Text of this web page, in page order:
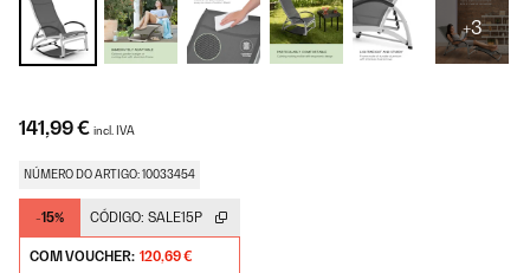
+3
141,99 € incl. IVA
NÚMERO DO ARTIGO: 10033454
-15% CÓDIGO: SALE15P
COM VOUCHER: 120,69 €